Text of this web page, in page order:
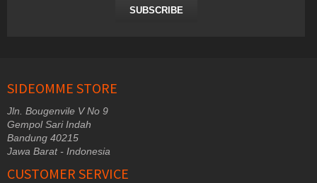
SUBSCRIBE
SIDEOMME STORE
Jln. Bougenvile V No 9
Gempol Sari Indah
Bandung 40215
Jawa Barat - Indonesia
CUSTOMER SERVICE